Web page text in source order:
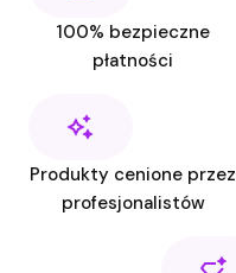
100% bezpieczne
płatności
Produkty cenione przez
profesjonalistów